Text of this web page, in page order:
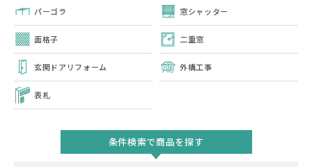
パーゴラ 窓シャッター
面格子 二重窓
玄関ドアリフォーム 外構工事
表札
条件検索で商品を探す